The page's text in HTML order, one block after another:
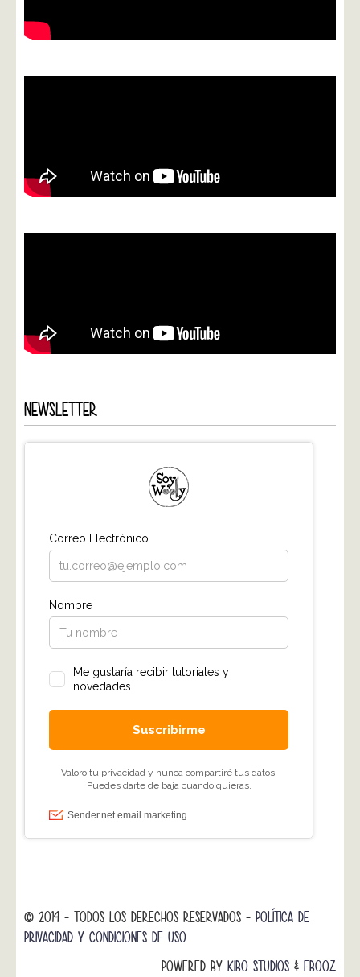
NEWSLETTER
© 2014 - TODOS LOS DERECHOS RESERVADOS - POLÍTICA DE
PRIVACIDAD Y CONDICIONES DE USO
POWERED BY KIBO STUDIOS & EBOOZ